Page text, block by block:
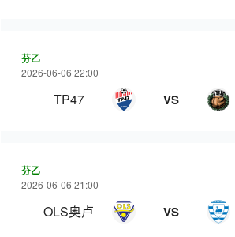
芬乙
2026-06-06 22:00
TP47 VS
芬乙
2026-06-06 21:00
OLS奥卢 VS